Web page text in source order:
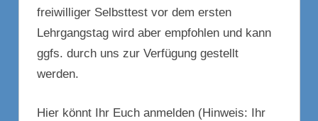
freiwilliger Selbsttest vor dem ersten
Lehrgangstag wird aber empfohlen und kann
ggfs. durch uns zur Verfügung gestellt
werden.
Hier könnt Ihr Euch anmelden (Hinweis: Ihr